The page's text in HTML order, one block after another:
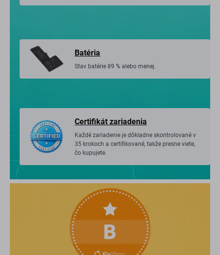
Batéria
Stav batérie 89 % alebo menej.
Certifikát zariadenia
Každé zariadenie je dôkladne skontrolované v
35 krokoch a certifikované, takže presne viete,
čo kupujete.